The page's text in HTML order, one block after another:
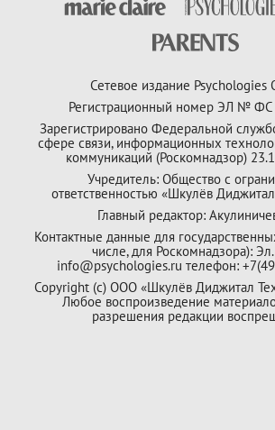
Сетевое издание Psychologies
Регистрационный номер ЭЛ № ФС
Зарегистрировано Федеральной
сфере связи, информационных
коммуникаций (Роскомнадзор)
Учредитель: Общество с
ответственностью «Шкулёв
Главный редактор:
Контактные данные для
числе, для Роскомнадзора):
info@psychologies.ru телефон:
Copyright (с) ООО «Шкулёв Диджитал
Любое воспроизведение
разрешения редакции